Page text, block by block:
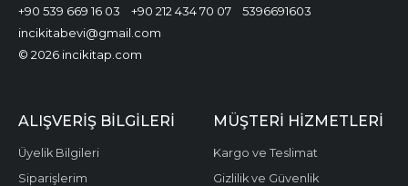
+90 539 669 16 03
+90 212 434 70 07
5396691603
incikitabevi@gmail.com
© 2026 incikitap.com
ALIŞVERİŞ BİLGİLERİ
Üyelik Bilgileri
Siparişlerim
MÜŞTERİ HİZMETLERİ
Kargo ve Teslimat
Gizlilik ve Güvenlik